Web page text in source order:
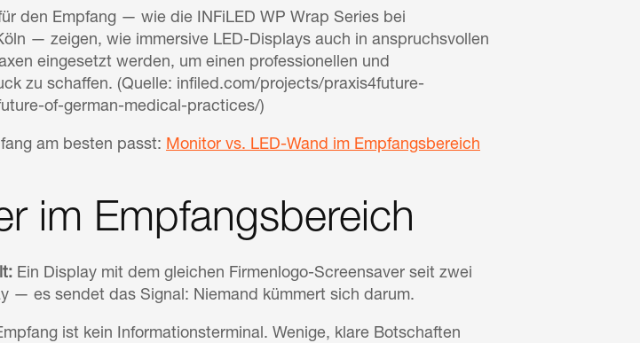
den Empfang — wie die INFiLED WP Wrap Series bei
— zeigen, wie immersive LED-Displays auch in anspruchsvollen
eingesetzt werden, um einen professionellen und
zu schaffen. (Quelle: infiled.com/projects/praxis4future-
of-german-medical-practices/)
am besten passt: Monitor vs. LED-Wand im Empfangsbereich
im Empfangsbereich
Ein Display mit dem gleichen Firmenlogo-Screensaver seit zwei
— es sendet das Signal: Niemand kümmert sich darum.
ist kein Informationsterminal. Wenige, klare Botschaften